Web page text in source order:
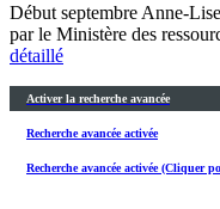
Début septembre Anne-
par le Ministère des
détaillé
Activer la recherche avancée
Recherche avancée activée
Recherche avancée activée (Cliquer